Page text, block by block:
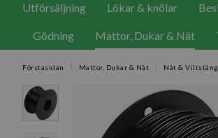
Utförsäljning Lökar & knölar
Gödning Mattor, Dukar & Nät
Förstasidan Mattor, Dukar & Nät Nät &